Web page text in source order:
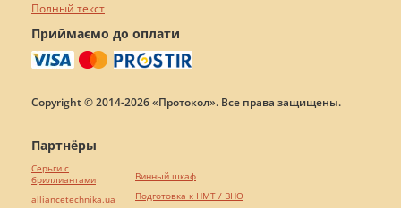
Полный текст
Приймаємо до оплати
Copyright © 2014-2026 «Протокол». Все права защищены.
Партнёры
Серьги с
бриллиантами
alliancetechnika.ua
Винный шкаф
Подготовка к НМТ / ВНО